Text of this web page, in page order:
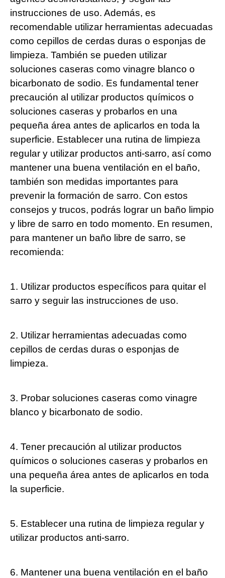
instrucciones de uso. Además, es
recomendable utilizar herramientas adecuadas
como cepillos de cerdas duras o esponjas de
limpieza. También se pueden utilizar
soluciones caseras como vinagre blanco o
bicarbonato de sodio. Es fundamental tener
precaución al utilizar productos químicos o
soluciones caseras y probarlos en una
pequeña área antes de aplicarlos en toda la
superficie. Establecer una rutina de limpieza
regular y utilizar productos anti-sarro, así como
mantener una buena ventilación en el baño,
también son medidas importantes para
prevenir la formación de sarro. Con estos
consejos y trucos, podrás lograr un baño limpio
y libre de sarro en todo momento. En resumen,
para mantener un baño libre de sarro, se
recomienda:
1. Utilizar productos específicos para quitar el
sarro y seguir las instrucciones de uso.
2. Utilizar herramientas adecuadas como
cepillos de cerdas duras o esponjas de
limpieza.
3. Probar soluciones caseras como vinagre
blanco y bicarbonato de sodio.
4. Tener precaución al utilizar productos
químicos o soluciones caseras y probarlos en
una pequeña área antes de aplicarlos en toda
la superficie.
5. Establecer una rutina de limpieza regular y
utilizar productos anti-sarro.
6. Mantener una buena ventilación en el baño